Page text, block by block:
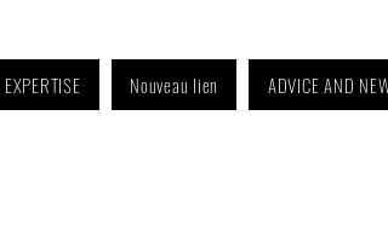
EXPERTISE Nouveau lien ADVICE AND